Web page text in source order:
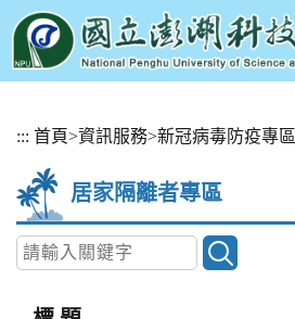
::: 首頁>資訊服務>新冠病毒防疫專區
居家隔離者專區